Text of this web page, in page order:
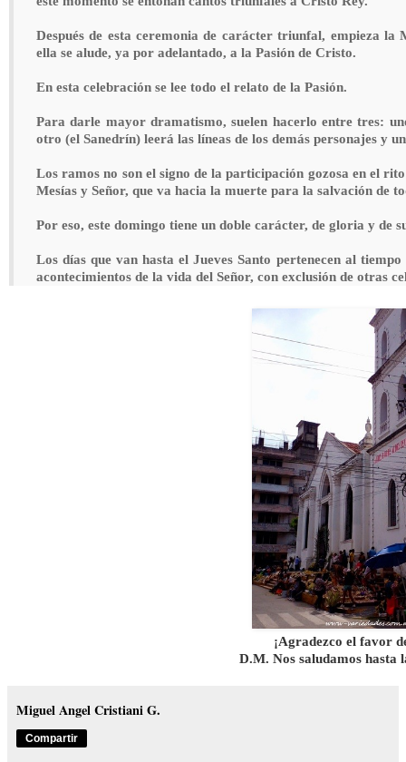
Después de esta ceremonia de carácter triunfal, empieza
ella se alude, ya por adelantado, a la Pasión de Cristo.
En esta celebración se lee todo el relato de la Pasión.
Para darle mayor dramatismo, suelen hacerlo entre tres:
otro (el Sanedrín) leerá las líneas de los demás personajes y
Los ramos no son el signo de la participación gozosa en el
Mesías y Señor, que va hacia la muerte para la salvación de
Por eso, este domingo tiene un doble carácter, de gloria y de
Los días que van hasta el Jueves Santo pertenecen al
acontecimientos de la vida del Señor, con exclusión de otras
¡Agradezco el favor
D.M. Nos saludamos hasta
Miguel Angel Cristiani G.
Compartir